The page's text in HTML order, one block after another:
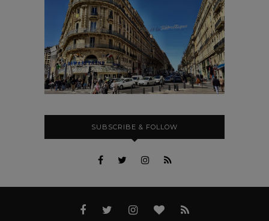
SUBSCRIBE & FOLLOW